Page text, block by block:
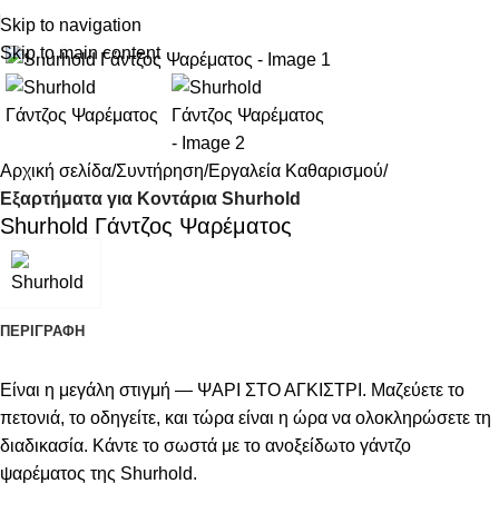
Skip to navigation
Skip to main content
Κάντε κλικ για μεγέθυνση
Αρχική σελίδα Συντήρηση Εργαλεία Καθαρισμού
Εξαρτήματα για Κοντάρια Shurhold
Shurhold Γάντζος Ψαρέματος
ΠΕΡΙΓΡΑΦΉ
Είναι η μεγάλη στιγμή — ΨΑΡΙ ΣΤΟ ΑΓΚΙΣΤΡΙ. Μαζεύετε το
πετονιά, το οδηγείτε, και τώρα είναι η ώρα να ολοκληρώσετε τη
διαδικασία. Κάντε το σωστά με το ανοξείδωτο γάντζο
ψαρέματος της Shurhold.